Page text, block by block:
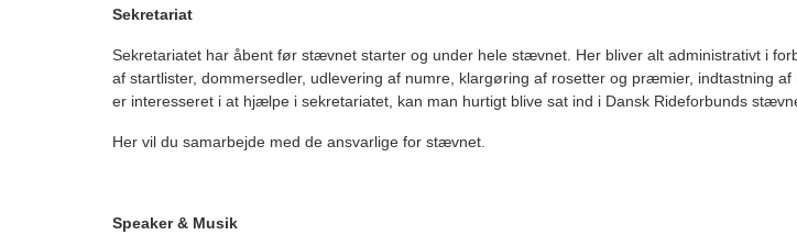
Sekretariat
Sekretariatet har åbent før stævnet starter og under hele stævnet. Her bliver alt administrativt i
af startlister, dommersedler, udlevering af numre, klargøring af rosetter og præmier, indtastning
er interesseret i at hjælpe i sekretariatet, kan man hurtigt blive sat ind i Dansk Rideforbunds
Her vil du samarbejde med de ansvarlige for stævnet.
Speaker & Musik